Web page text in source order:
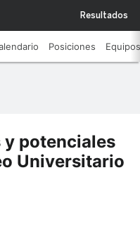
Resultados
Posiciones Equipos
potenciales
Universitario